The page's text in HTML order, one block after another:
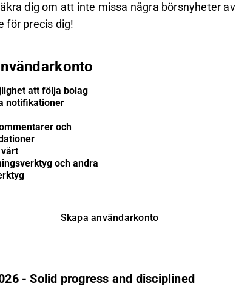
dig om att inte missa några börsnyheter av
för precis dig!
att följa bolag
notifikationer
och
och andra
Skapa användarkonto
- Solid progress and disciplined